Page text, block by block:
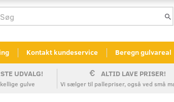
Kontakt kundeservice Beregn gulvareal
UDVALG!
gulve
ALTID LAVE PRISER!
Vi sælger til pallepriser, også ved små